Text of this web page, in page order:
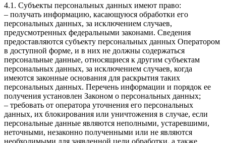
4.1. Субъекты персональных данных имеют право:
– получать информацию, касающуюся обработки его
персональных данных, за исключением случаев,
предусмотренных федеральными законами. Сведения
предоставляются субъекту персональных данных Оператором
в доступной форме, и в них не должны содержаться
персональные данные, относящиеся к другим субъектам
персональных данных, за исключением случаев, когда
имеются законные основания для раскрытия таких
персональных данных. Перечень информации и порядок ее
получения установлен Законом о персональных данных;
– требовать от оператора уточнения его персональных
данных, их блокирования или уничтожения в случае, если
персональные данные являются неполными, устаревшими,
неточными, незаконно полученными или не являются
необходимыми для заявленной цели обработки, а также